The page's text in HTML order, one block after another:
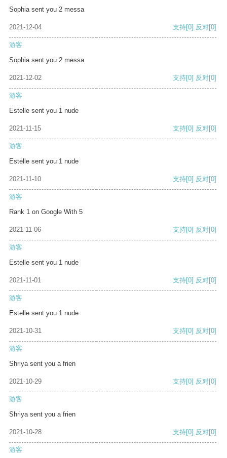
Sophia sent you 2 messa
2021-12-04 支持[0] 反对[0]
游客
Sophia sent you 2 messa
2021-12-02 支持[0] 反对[0]
游客
Estelle sent you 1 nude
2021-11-15 支持[0] 反对[0]
游客
Estelle sent you 1 nude
2021-11-10 支持[0] 反对[0]
游客
Rank 1 on Google With 5
2021-11-06 支持[0] 反对[0]
游客
Estelle sent you 1 nude
2021-11-01 支持[0] 反对[0]
游客
Estelle sent you 1 nude
2021-10-31 支持[0] 反对[0]
游客
Shriya sent you a frien
2021-10-29 支持[0] 反对[0]
游客
Shriya sent you a frien
2021-10-28 支持[0] 反对[0]
游客